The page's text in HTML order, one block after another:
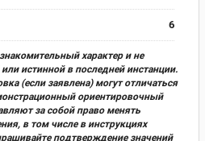
6
характер и не
истинной в последней инстанции.
(если заявлена) могут отличаться
ориентировочный
за собой право менять
в том числе в инструкциях
подтверждение значений